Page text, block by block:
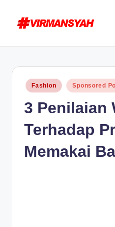
M
A
N
Blogging
for
Posted
in
Fashion Sponsored
3 Penilaian
Terhadap
Memakai